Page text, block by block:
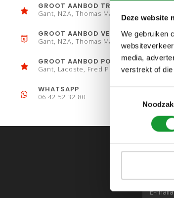
Deze website
We gebruiken
media,
verstrekt of
GROOT AANBOD TRUIEN
Gant, NZA, Thomas Maine
GROOT AANBOD VESTEN
Gant, NZA, Thomas Maine
GROOT AANBOD POLO´S
Gant, Lacoste, Fred Perry
WHATSAPP
06 42 52 32 80